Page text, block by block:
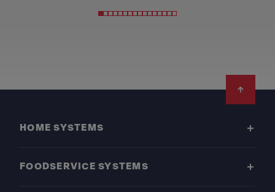
HOME SYSTEMS
FOODSERVICE SYSTEMS